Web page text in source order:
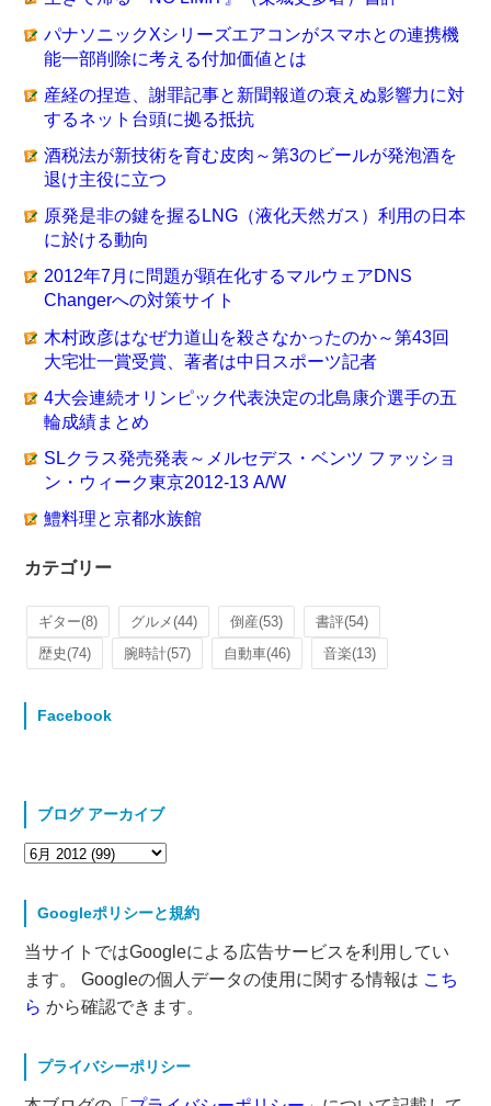
パナソニックXシリーズエアコンがスマホとの連携機
能一部削除に考える付加価値とは
産経の捏造、謝罪記事と新聞報道の衰えぬ影響力に対
するネット台頭に拠る抵抗
酒税法が新技術を育む皮肉～第3のビールが発泡酒を
退け主役に立つ
原発是非の鍵を握るLNG（液化天然ガス）利用の日本
に於ける動向
2012年7月に問題が顕在化するマルウェアDNS
Changerへの対策サイト
木村政彦はなぜ力道山を殺さなかったのか～第43回
大宅壮一賞受賞、著者は中日スポーツ記者
4大会連続オリンピック代表決定の北島康介選手の五
輪成績まとめ
SLクラス発売発表～メルセデス・ベンツ ファッショ
ン・ウィーク東京2012-13 A/W
鱧料理と京都水族館
カテゴリー
ギター(8) グルメ(44) 倒産(53) 書評(54)
歴史(74) 腕時計(57) 自動車(46) 音楽(13)
Facebook
ブログ アーカイブ
Googleポリシーと規約
当サイトではGoogleによる広告サービスを利用してい
ます。 Googleの個人データの使用に関する情報は こち
ら から確認できます。
プライバシーポリシー